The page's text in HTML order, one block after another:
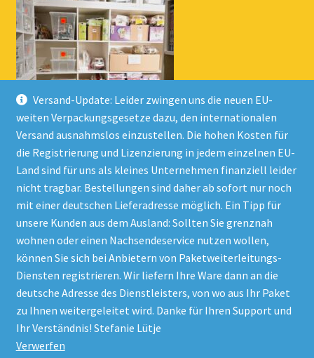
Versand-Update: Leider zwingen uns die neuen EU-
weiten Verpackungsgesetze dazu, den internationalen
Versand ausnahmslos einzustellen. Die hohen Kosten für
die Registrierung und Lizenzierung in jedem einzelnen EU-
Land sind für uns als kleines Unternehmen finanziell leider
nicht tragbar. Bestellungen sind daher ab sofort nur noch
mit einer deutschen Lieferadresse möglich. Ein Tipp für
unsere Kunden aus dem Ausland: Sollten Sie grenznah
wohnen oder einen Nachsendeservice nutzen wollen,
können Sie sich bei Anbietern von Paketweiterleitungs-
Diensten registrieren. Wir liefern Ihre Ware dann an die
deutsche Adresse des Dienstleisters, von wo aus Ihr Paket
zu Ihnen weitergeleitet wird. Danke für Ihren Support und
Ihr Verständnis! Stefanie Lütje
Verwerfen
© Onlineshop Kinderlino 2026
Datenschutzerklärung
Erstellt mit WooCommerce.
Vertrag widerrufen
Alle Preise inkl. der gesetzlichen MwSt.